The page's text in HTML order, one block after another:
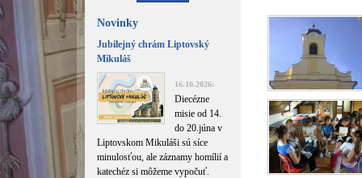
Novinky
Jubilejný chrám Liptovský
Mikuláš
16.10.2026:
Diecézne
misie od 14.
do 20.júna v
Liptovskom Mikuláši sú síce
minulosťou, ale záznamy homílií a
katechéz si môžeme vypočuť.